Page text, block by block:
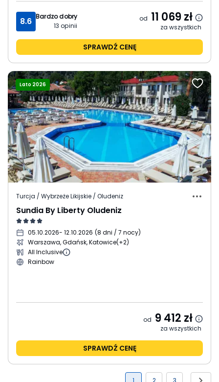
8.6 Bardzo dobry
13 opinii
od 11 069zł
za wszystkich
SPRAWDŹ CENĘ
Lato 2026
Turcja / Wybrzeże Likijskie / Oludeniz
Sundia By Liberty Oludeniz
05.10.2026- 12.10.2026 (8 dni / 7 nocy)
Warszawa, Gdańsk, Katowice(+2)
All Inclusive
Rainbow
od 9 412 zł
za wszystkich
SPRAWDŹ CENĘ
1 2 3